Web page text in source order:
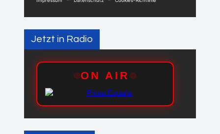
Jetzt in Radio